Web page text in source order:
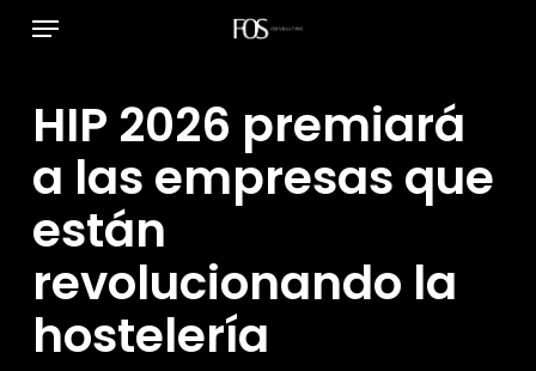
principal
Menú
HIP 2026 premiará
a las empresas que
están
revolucionando la
hostelería